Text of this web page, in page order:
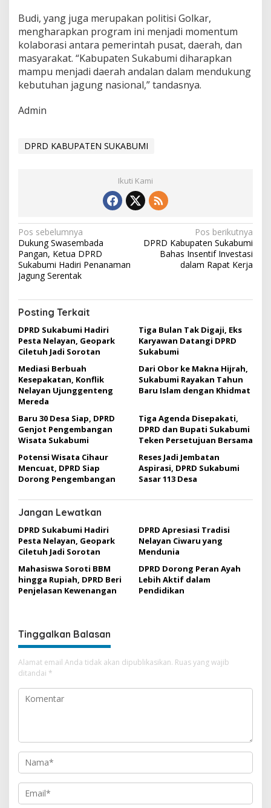
S
u
k
a
b
u
m
i
Budi, yang juga merupakan politisi Golkar,
mengharapkan program ini menjadi momentum
kolaborasi antara pemerintah pusat, daerah, dan
masyarakat. “Kabupaten Sukabumi diharapkan
mampu menjadi daerah andalan dalam mendukung
kebutuhan jagung nasional,” tandasnya.
Admin
DPRD KABUPATEN SUKABUMI
Ikuti Kami
N
a
v
i
g
a
s
i
p
o
s
Pos sebelumnya
Dukung Swasembada
Pangan, Ketua DPRD
Sukabumi Hadiri Penanaman
Jagung Serentak
Pos berikutnya
DPRD Kabupaten Sukabumi
Bahas Insentif Investasi
dalam Rapat Kerja
Posting Terkait
DPRD Sukabumi Hadiri
Pesta Nelayan, Geopark
Ciletuh Jadi Sorotan
Tiga Bulan Tak Digaji, Eks
Karyawan Datangi DPRD
Sukabumi
Mediasi Berbuah
Kesepakatan, Konflik
Nelayan Ujunggenteng
Mereda
Dari Obor ke Makna Hijrah,
Sukabumi Rayakan Tahun
Baru Islam dengan Khidmat
Baru 30 Desa Siap, DPRD
Genjot Pengembangan
Wisata Sukabumi
Tiga Agenda Disepakati,
DPRD dan Bupati Sukabumi
Teken Persetujuan Bersama
Potensi Wisata Cihaur
Mencuat, DPRD Siap
Dorong Pengembangan
Reses Jadi Jembatan
Aspirasi, DPRD Sukabumi
Sasar 113 Desa
Jangan Lewatkan
DPRD Sukabumi Hadiri
Pesta Nelayan, Geopark
Ciletuh Jadi Sorotan
DPRD Apresiasi Tradisi
Nelayan Ciwaru yang
Mendunia
Mahasiswa Soroti BBM
hingga Rupiah, DPRD Beri
Penjelasan Kewenangan
DPRD Dorong Peran Ayah
Lebih Aktif dalam
Pendidikan
Tinggalkan Balasan
Alamat email Anda tidak akan dipublikasikan. Ruas yang wajib
ditandai *